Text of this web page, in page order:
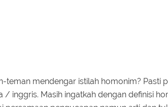
teman mendengar istilah homonim? Pasti
/ inggris. Masih ingatkah dengan definisi